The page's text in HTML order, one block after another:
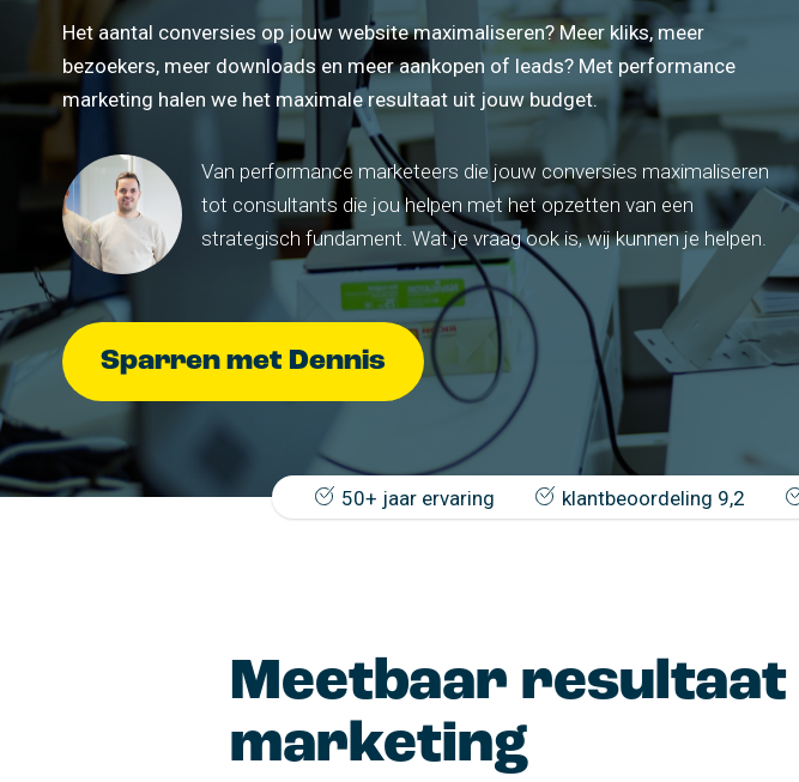
Employer branding
Trek talent aan met een krachtig
werkgeversmerk.
Het aantal conversies op jouw website maximaliseren? Meer kliks, meer
bezoekers, meer downloads en meer aankopen of leads? Met performance
marketing halen we het maximale resultaat uit jouw budget.
Van performance marketeers die jouw conversies maximaliseren
tot consultants die jou helpen met het opzetten van een
strategisch fundament. Wat je vraag ook is, wij kunnen je helpen.
Sparren met Dennis
50+ jaar ervaring klantbeoordeling 9,2
Meetbaar
marketing